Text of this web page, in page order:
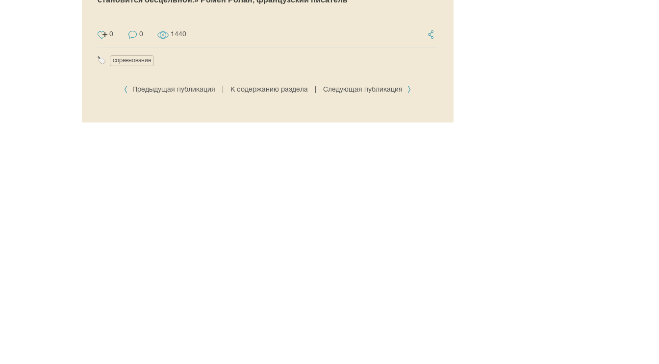
0 0 1440
соревнование
Предыдущая публикация К содержанию раздела Следующая публикация